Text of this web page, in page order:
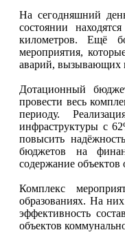
На сегодняшний
состоянии
километров. Ещё
мероприятия,
аварий, вызывающих
Дотационный
провести весь
периоду.
инфраструктуры с
повысить
бюджетов на
содержание объектов
Комплекс
образованиях. На
эффективность
объектов